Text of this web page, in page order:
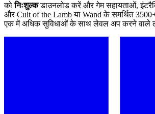
कोनिःशुल्कडाउनलोड करें और गेम सहायताओं,
और Cult of the Lamb या Wand के समर्थित
एक में अधिक सुविधाओं के साथ लेवल अप करने वाले